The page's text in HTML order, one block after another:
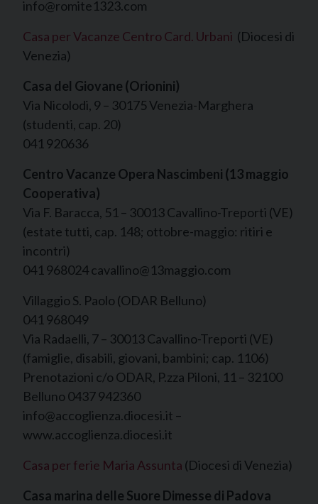
info@romite1323.com
Casa per Vacanze Centro Card. Urbani (Diocesi di
Venezia)
Casa del Giovane (Orionini)
Via Nicolodi, 9 – 30175 Venezia-Marghera
(studenti, cap. 20)
041 920636
Centro Vacanze Opera Nascimbeni (13 maggio
Cooperativa)
Via F. Baracca, 51 – 30013 Cavallino-Treporti (VE)
(estate tutti, cap. 148; ottobre-maggio: ritiri e
incontri)
041 968024 cavallino@13maggio.com
Villaggio S. Paolo (ODAR Belluno)
041 968049
Via Radaelli, 7 – 30013 Cavallino-Treporti (VE)
(famiglie, disabili, giovani, bambini; cap. 1106)
Prenotazioni c/o ODAR, P.zza Piloni, 11 – 32100
Belluno 0437 942360
info@accoglienza.diocesi.it –
www.accoglienza.diocesi.it
Casa per ferie Maria Assunta (Diocesi di Venezia)
Casa marina delle Suore Dimesse di Padova